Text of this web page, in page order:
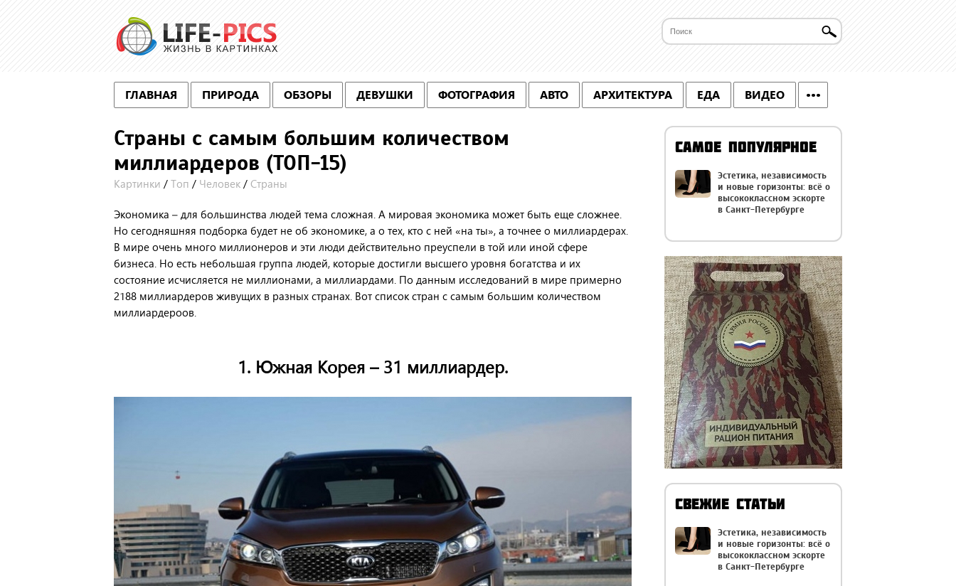
ВИДЕО
ЕДА
АРХИТЕКТУРА
АВТО
ФОТОГРАФИЯ
ДЕВУШКИ
ОБЗОРЫ
ПРИРОДА
ГЛАВНАЯ
Страны с самым большим количеством
миллиардеров (ТОП-15)
Картинки /Топ / Человек/ Страны
Экономика – для большинства людей тема сложная. А мировая экономика может быть еще сложнее.
Но сегодняшняя подборка будет не об экономике, а о тех, кто с ней «на ты», а точнее о миллиардерах.
В мире очень много миллионеров и эти люди действительно преуспели в той или иной сфере
бизнеса. Но есть небольшая группа людей, которые достигли высшего уровня богатства и их
состояние исчисляется не миллионами, а миллиардами. По данным исследований в мире примерно
2188 миллиардеров живущих в разных странах. Вот список стран с самым большим количеством
миллиардероов.
1. Южная Корея – 31 миллиардер.
САМОЕ ПОПУЛЯРНОЕ
Эстетика, независимость
и новые горизонты: всё о
высококлассном эскорте
в Санкт-Петербурге
СВЕЖИЕ СТАТЬИ
Эстетика, независимость
и новые горизонты: всё о
высококлассном эскорте
в Санкт-Петербурге